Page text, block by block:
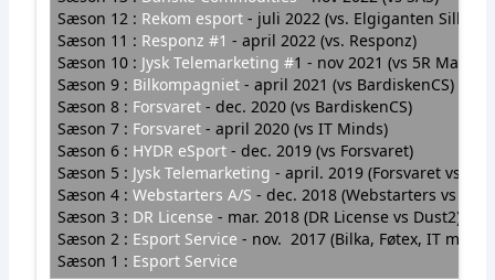
Sæson 12 : Rekom esport - juli 2022 (vs. Elgiganten
Sæson 11 : Responz #1 - april 2022 (vs. Responz)
Sæson 10 : Jysk Telemarketing #1 - nov 2021 (vs 5R
Sæson 9 : Bilkompagniet - april 2021 (vs BardiskenCS)
Sæson 8 : Forsvaret- dec. 2020 (vs BardiskenCS)
Sæson 7 : Forsvaret - april 2020 (vs IT Minds)
Sæson 6 : HYDR eSport - dec. 2019 (vs Forsvaret)
Sæson 5 : Jysk Telemarketing - april. 2019
Sæson 4 : Webstarters A/S - dec. 2018 (Webstarters vs
Sæson 3 : DR License - mar. 2018 (DR License vs Dust2)
Sæson 2 : Esport Service - nov. 2017 (Bilka, Føtex, IT
Sæson 1 : Esport Service